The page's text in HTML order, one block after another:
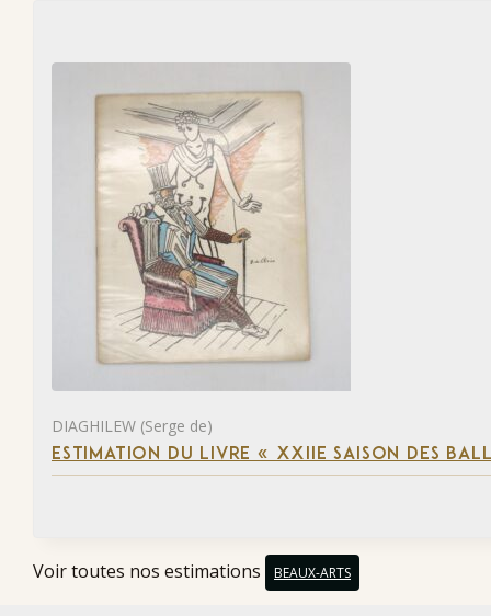
DIAGHILEW (Serge de)
ESTIMATION DU LIVRE « XXIIE SAISON DES
Voir toutes nos estimations BEAUX-ARTS